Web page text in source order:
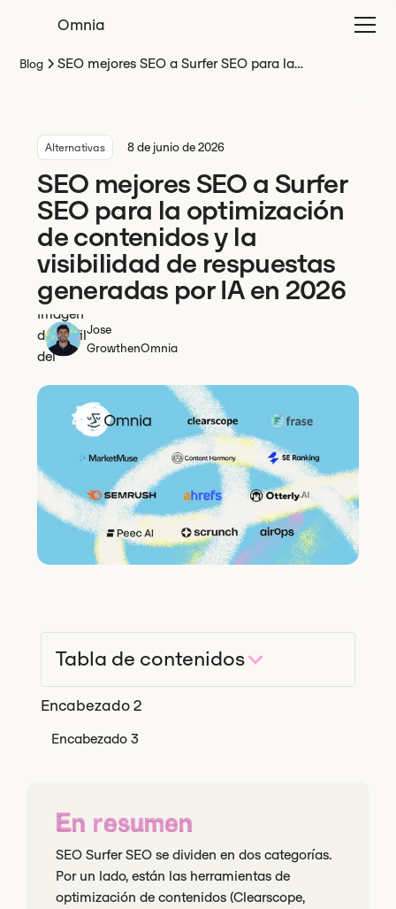
Omnia
Blog
SEO mejores SEO a Surfer SEO para la
Alternativas 8 de junio de 2026
SEO mejores SEO a Surfer
SEO para la optimización
de contenidos y la
visibilidad de respuestas
generadas por IA en 2026
Jose
GrowthenOmnia
Tabla de contenidos
Encabezado 2
Encabezado 3
En resumen
SEO Surfer SEO se dividen en dos categorías.
Por un lado, están las herramientas de
optimización de contenidos (Clearscope,